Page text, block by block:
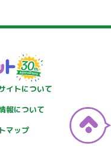
イトについて
報について
マップ